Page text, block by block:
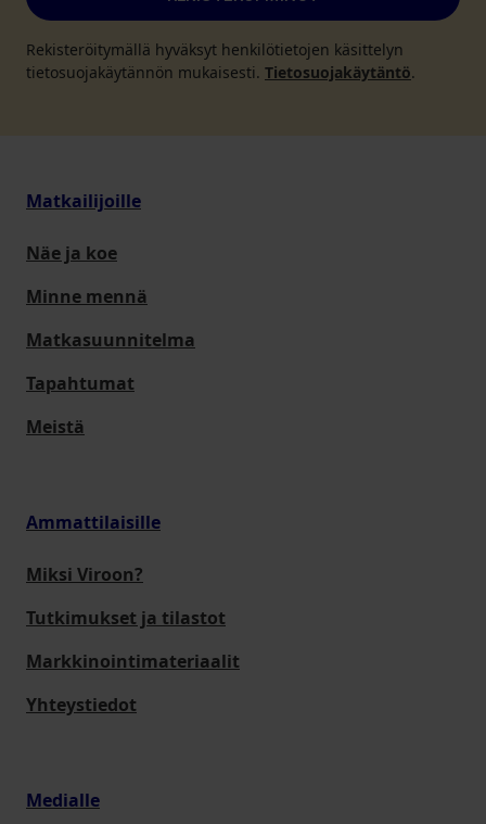
Rekisteröitymällä hyväksyt henkilötietojen käsittelyn
tietosuojakäytännön mukaisesti. Tietosuojakäytäntö.
Matkailijoille
Näe ja koe
Minne mennä
Matkasuunnitelma
Tapahtumat
Meistä
Ammattilaisille
Miksi Viroon?
Tutkimukset ja tilastot
Markkinointimateriaalit
Yhteystiedot
Medialle